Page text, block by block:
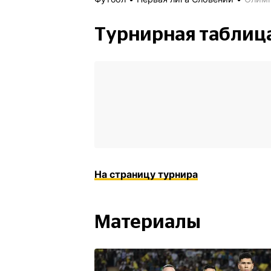
Турнирная
На страницу турнира
Материалы